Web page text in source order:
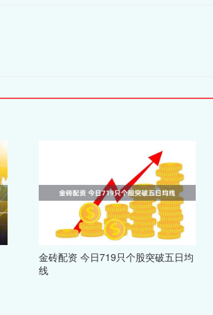
金砖配资 今日719只个股突破五日均
线